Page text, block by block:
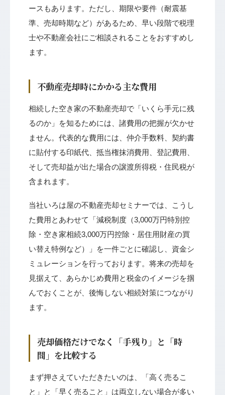
ースもあります。ただし、期限や要件（耐震基
準、売却時期など）があるため、早い段階で税理
士や不動産会社にご相談されることをおすすめし
ます。
不動産売却時にかかる主な費用
相続した空き家の不動産売却で「いくら手元に残
るのか」を知るためには、諸費用の把握が欠かせ
ません。代表的な費用には、仲介手数料、契約書
に貼付する印紙代、抵当権抹消費用、登記費用、
そして売却益が出た場合の譲渡所得税・住民税が
含まれます。
当社いろは屋の不動産売却セミナーでは、こうし
た費用とあわせて「減税制度（3,000万円特別控
除・空き家相続3,000万円控除・居住用財産の買
い替え特例など）」を一件ごとに確認し、資金シ
ミュレーションを行っております。将来の売却を
見据えて、あらかじめ費用と税金のイメージを掴
んでおくことが、後悔しない相続対策につながり
ます。
売却価格だけでなく「手残り」と「時
間」を比較する
まず押さえていただきたいのは、「高く売るこ
と」と「早く売ること」は両立しない場合が多い